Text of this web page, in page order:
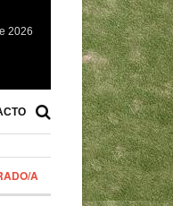
2026
A